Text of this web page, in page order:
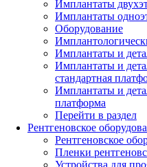
Имплантаты
Имплантаты
Оборудование
Имплантаты и
Имплантаты и
стандартная
Имплантаты и
платформа
Перейти в раздел
Рентгеновское
Рентгеновское
Пленки
Устройства для